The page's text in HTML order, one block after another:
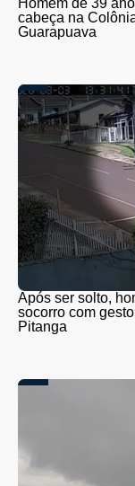
Homem de 39
cabeça na
Guarapuava
Após ser solto,
socorro com
Pitanga